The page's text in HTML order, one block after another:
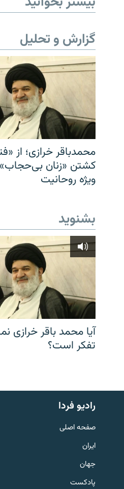
English
به ما بپیوندید
گزارش و تحلیل
محمدباقر خرازی؛ از
کشتن «زنان بی‌حجاب»
ویژه روحانیت
بشنوید
آیا محمد باقر خرازی
تفکر است؟
رادیو فردا
صفحه اصلی
ایران
جهان
پادکست